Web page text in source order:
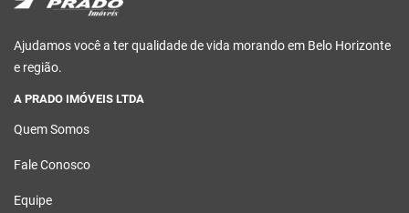
Ajudamos você a ter qualidade de vida morando em Belo Horizonte
e região.
A PRADO IMÓVEIS LTDA
Quem Somos
Fale Conosco
Equipe